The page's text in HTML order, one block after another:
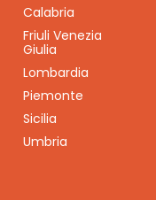
Calabria
Friuli Venezia
Giulia
Lombardia
Piemonte
Sicilia
Umbria